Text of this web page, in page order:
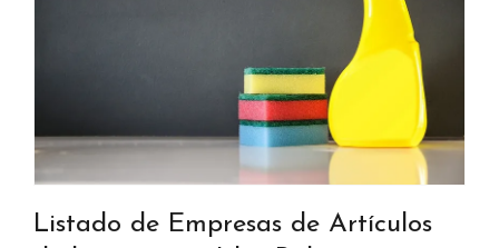
Listado de Empresas de Artículos